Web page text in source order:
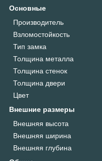
Основные
Производитель
Взломостойкость
Тип замка
Толщина металла
Толщина стенок
Толщина двери
Цвет
Внешние размеры
Внешняя высота
Внешняя ширина
Внешняя глубина